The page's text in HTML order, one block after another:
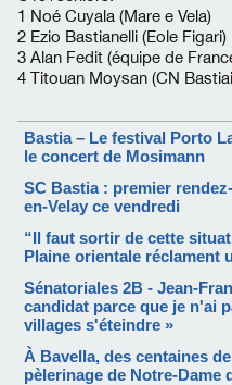
1 Noé Cuyala (Mare e Vela)
2 Ezio Bastianelli (Eole Figari)
3 Alan Fedit (équipe de
4 Titouan Moysan (CN
Bastia – Le festival Porto
le concert de Mosimann
SC Bastia : premier
en-Velay ce vendredi
“Il faut sortir de cette
Plaine orientale réclament
Sénatoriales 2B - Jean-
candidat parce que je n'ai
villages s'éteindre »
À Bavella, des centaines
pèlerinage de Notre-Dame